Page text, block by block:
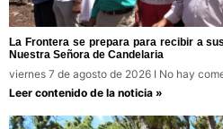
La Frontera se prepara para recibir a
Nuestra Señora de Candelaria
viernes 7 de agosto de 2026
No hay
Leer contenido de la noticia »